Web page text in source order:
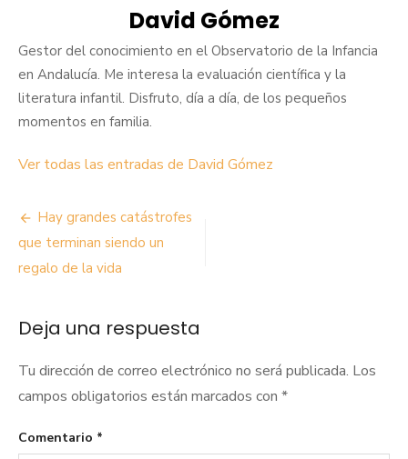
David Gómez
Gestor del conocimiento en el Observatorio de la Infancia
en Andalucía. Me interesa la evaluación científica y la
literatura infantil. Disfruto, día a día, de los pequeños
momentos en familia.
Ver todas las entradas de David Gómez
Navegación
de
entradas
Hay grandes catástrofes
que terminan siendo un
regalo de la vida
Deja una respuesta
Tu dirección de correo electrónico no será publicada. Los
campos obligatorios están marcados con *
Comentario *